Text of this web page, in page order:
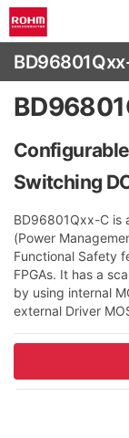
Switching
BD96801Qxx-C is
(Power
Functional Safety
FPGAs. It has a
by using internal
external Driver